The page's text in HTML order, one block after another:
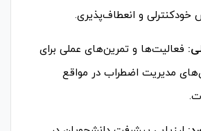
خودکنترلی و انعطاف‌پذیری.
فعالیت‌ها و تمرین‌های عملی برای
مدیریت اضطراب در مواقع